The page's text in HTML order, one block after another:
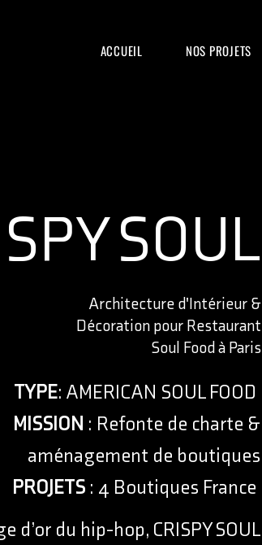
ACCUEIL NOS PROJETS
SOUL
Architecture d'Intérieur &
Décoration pour Restaurant
Soul Food à Paris
TYPE: AMERICAN SOUL FOOD
MISSION : Refonte de charte &
aménagement de boutiques
PROJETS : 4 Boutiques France
d’or du hip-hop, CRISPY SOUL